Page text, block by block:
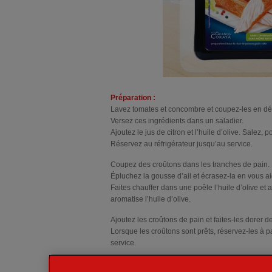
Préparation :
Lavez tomates et concombre et coupez-les en
Versez ces ingrédients dans un saladier.
Ajoutez le jus de citron et l’huile d’olive. Salez,
Réservez au réfrigérateur jusqu’au service.
Coupez des croûtons dans les tranches de pain.
Épluchez la gousse d’ail et écrasez-la en vous
Faites chauffer dans une poêle l’huile d’olive
aromatise l’huile d’olive.
Ajoutez les croûtons de pain et faites-les dorer
Lorsque les croûtons sont prêts, réservez-les à
service.